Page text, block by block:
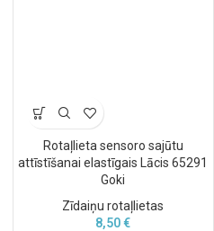
Rotaļlieta sensoro sajūtu
attīstīšanai elastīgais Lācis 65291
Goki
Zīdaiņu rotaļlietas
8,50€